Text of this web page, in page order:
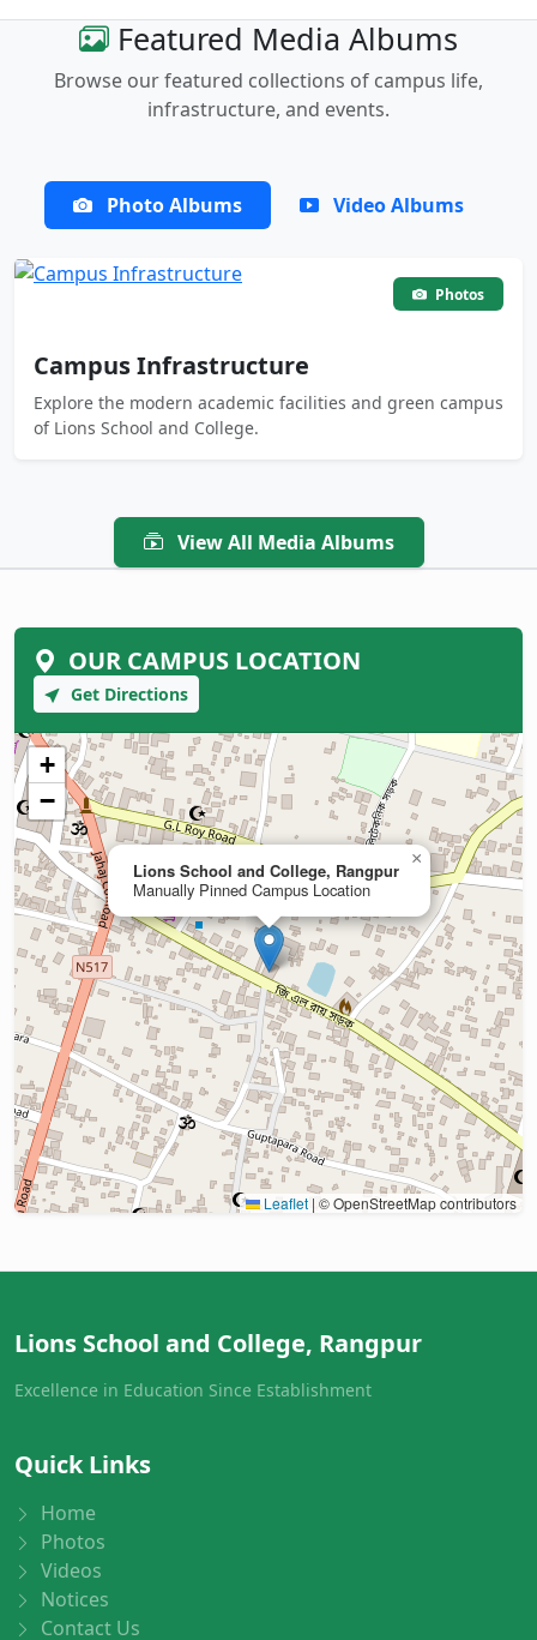
Featured Media Albums
Browse our featured collections of campus life,
infrastructure, and events.
Photo Albums Video Albums
Photos
Campus Infrastructure
Explore the modern academic facilities and green campus
of Lions School and College.
View All Media Albums
OUR CAMPUS LOCATION
Get Directions
Lions School and College, Rangpur
Manually Pinned Campus Location
×
+
−
Leaflet | © OpenStreetMap contributors
Lions School and College, Rangpur
Excellence in Education Since Establishment
Quick Links
Home
Photos
Videos
Notices
Contact Us